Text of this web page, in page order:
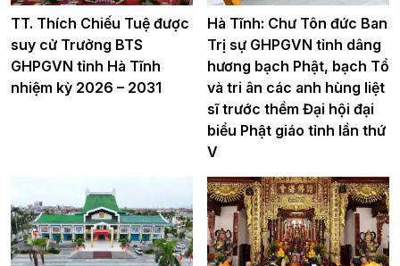
TT. Thích Chiếu Tuệ được
suy cử Trưởng BTS
GHPGVN tỉnh Hà Tĩnh
nhiệm kỳ 2026 – 2031
Hà Tĩnh: Chư Tôn đức Ban
Trị sự GHPGVN tỉnh dâng
hương bạch Phật, bạch Tổ
và tri ân các anh hùng liệt
sĩ trước thềm Đại hội đại
biểu Phật giáo tỉnh lần thứ
V